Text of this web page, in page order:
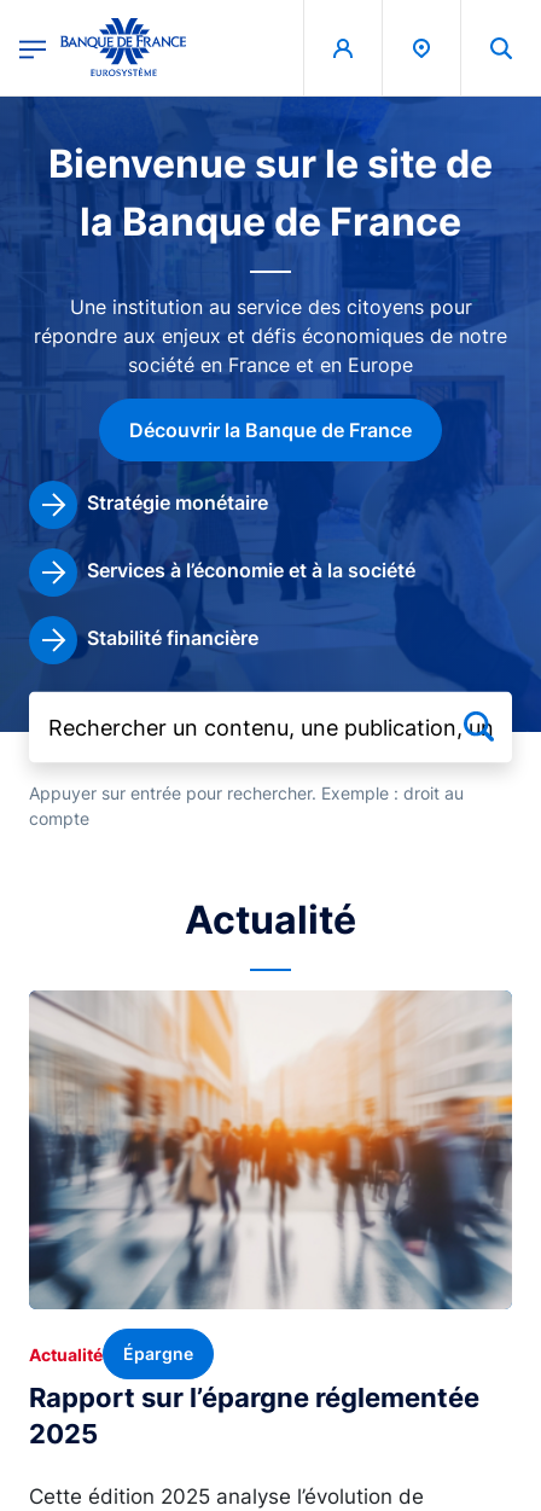
Banque de France - Menu Principal
Bienvenue sur le site de
la Banque de France
Une institution au service des citoyens pour
répondre aux enjeux et défis économiques de notre
société en France et en Europe
Découvrir la Banque de France
Stratégie monétaire
Services à l’économie et à la société
Stabilité financière
Appuyer sur entrée pour rechercher. Exemple : droit au
compte
Actualité
Image
Rapport sur l’épargne réglementée
2025
Actualité Épargne
Cette édition 2025 analyse l’évolution de